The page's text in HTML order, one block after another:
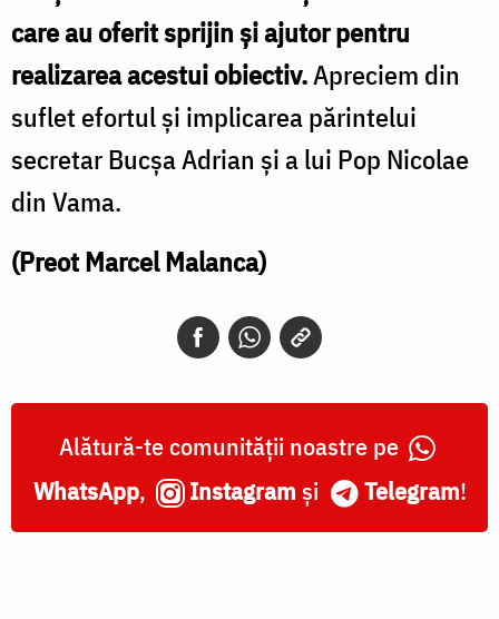
care au oferit sprijin și ajutor pentru
realizarea acestui obiectiv.Apreciem din
suflet efortul și implicarea părintelui
secretar Bucșa Adrian și a lui Pop Nicolae
din Vama.
(Preot Marcel Malanca)
Alătură-te comunității noastre pe
WhatsApp, Instagram și Telegram!